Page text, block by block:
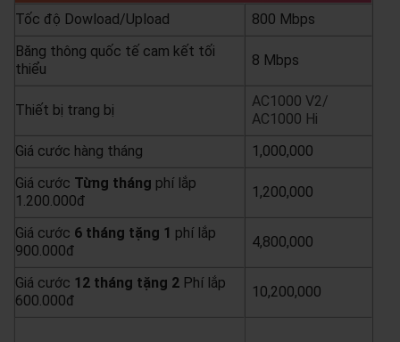
Tốc độ Dowload/Upload
800 Mbps
Băng thông quốc tế cam kết tối
thiểu
8 Mbps
Thiết bị trang bị
AC1000 V2/
AC1000 Hi
Giá cước hàng tháng
1,000,000
Giá cước Từng tháng phí lắp
1.200.000đ
1,200,000
Giá cước 6 tháng tặng 1 phí lắp
900.000đ
4,800,000
Giá cước 12 tháng tặng 2 Phí lắp
600.000đ
10,200,000